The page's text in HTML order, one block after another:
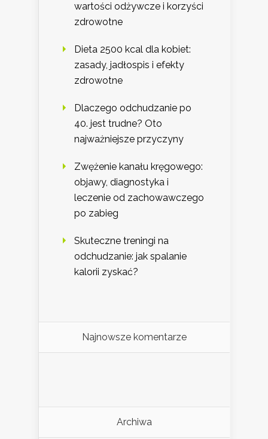
wartości odżywcze i korzyści
zdrowotne
Dieta 2500 kcal dla kobiet:
zasady, jadłospis i efekty
zdrowotne
Dlaczego odchudzanie po
40. jest trudne? Oto
najważniejsze przyczyny
Zwężenie kanału kręgowego:
objawy, diagnostyka i
leczenie od zachowawczego
po zabieg
Skuteczne treningi na
odchudzanie: jak spalanie
kalorii zyskać?
Najnowsze komentarze
Archiwa